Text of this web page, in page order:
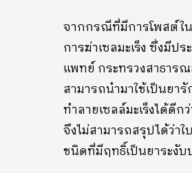
จากกรณีที่มีการโพสต์ใน
การฆ่าเซลมะเร็ง ซึ่งมีป
แพทย์ กระทรวงสาธาร
สามารถนำมาใช้เป็นยา
ทำลายเซลล์มะเร็งได้ดี
จึงไม่สามารถสรุปได้ว่า
ชนิดที่มีฤทธิ์เป็นยาระงับ